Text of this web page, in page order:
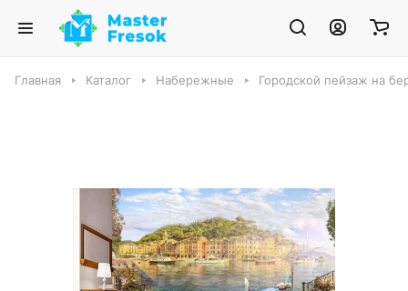
Главная Каталог Набережные Городской пейзаж на